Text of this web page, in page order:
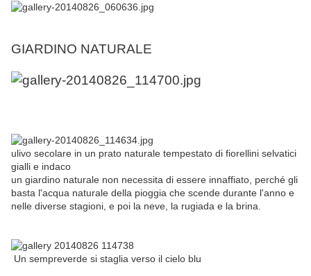
GIARDINO NATURALE
ulivo secolare in un prato naturale tempestato di fiorellini selvatici
gialli e indaco
un giardino naturale non necessita di essere innaffiato, perché gli
basta l'acqua naturale della pioggia che scende durante l'anno e
nelle diverse stagioni, e poi la neve, la rugiada e la brina.
Un sempreverde si staglia verso il cielo blu